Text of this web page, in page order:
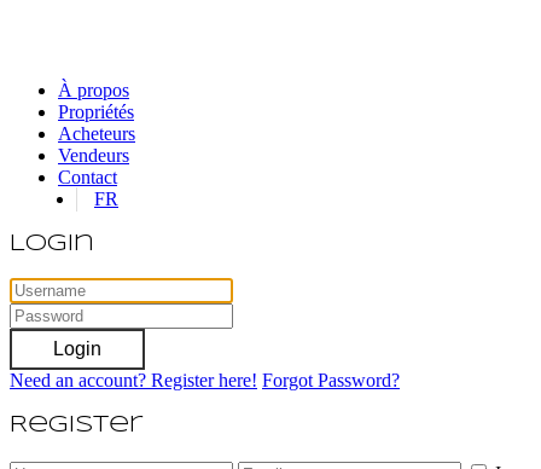
À propos
Propriétés
Acheteurs
Vendeurs
Contact
FR
Login
Login
Need an account? Register here! Forgot Password?
Register